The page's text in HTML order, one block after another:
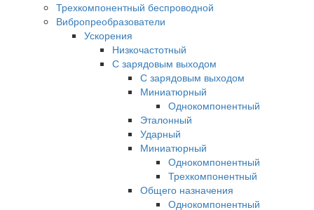
Трехкомпонентный беспроводной
Вибропреобразователи
Ускорения
Низкочастотный
С зарядовым выходом
С зарядовым выходом
Миниатюрный
Однокомпонентный
Эталонный
Ударный
Миниатюрный
Однокомпонентный
Трехкомпонентный
Общего назначения
Однокомпонентный